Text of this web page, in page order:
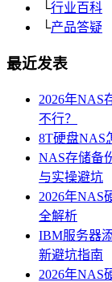
└行业百科
└产品答疑
最近发表
2026年NAS
不行？
8T硬盘NAS
NAS存储备
与实操避坑
2026年NAS
全解析
IBM服务器
新避坑指南
2026年NAS